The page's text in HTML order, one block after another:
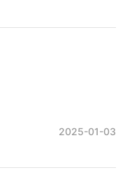
2025-01-03